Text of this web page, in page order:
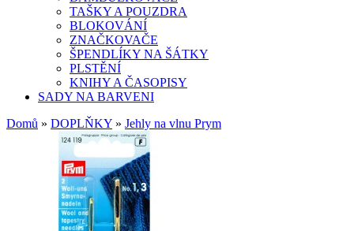
TAŠKY A POUZDRA
BLOKOVÁNÍ
ZNAČKOVAČE
ŠPENDLÍKY NA ŠÁTKY
PLSTĚNÍ
KNIHY A ČASOPISY
SADY NA BARVENI
Domů » DOPLŇKY » Jehly na vlnu Prym